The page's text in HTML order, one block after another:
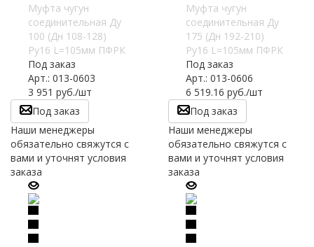
Муфта чугун
соединительная Ду
100 (Дн 108-128)
Ру16 L=105мм ПФРК
Под заказ
Арт.: 013-0603
3 951 руб./шт
Под заказ
Наши менеджеры
обязательно свяжутся с
вами и уточнят условия
заказа
Муфта чугун
соединительная Ду
175 (Дн 192-210)
Ру16 L=105мм ПФРК
Под заказ
Арт.: 013-0606
6 519.16 руб./шт
Под заказ
Наши менеджеры
обязательно свяжутся с
вами и уточнят условия
заказа